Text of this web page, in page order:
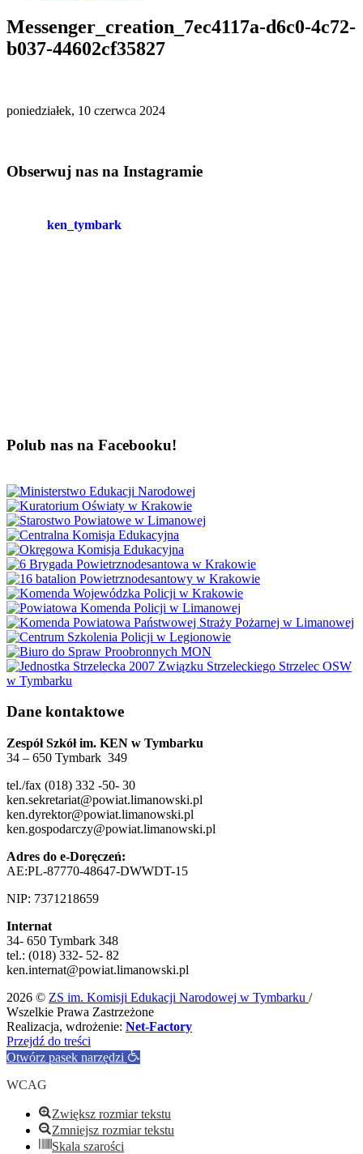
Messenger_creation_7ec4117a-d6c0-4c72-
b037-44602cf35827
poniedziałek, 10 czerwca 2024
Obserwuj nas na Instagramie
ken_tymbark
Polub nas na Facebooku!
Dane kontaktowe
Zespół Szkół im. KEN w Tymbarku
34 – 650 Tymbark 349
tel./fax (018) 332 -50- 30
ken.sekretariat@powiat.limanowski.pl
ken.dyrektor@powiat.limanowski.pl
ken.gospodarczy@powiat.limanowski.pl
Adres do e-Doręczeń:
AE:PL-87770-48647-DWWDT-15
NIP: 7371218659
Internat
34- 650 Tymbark 348
tel.: (018) 332- 52- 82
ken.internat@powiat.limanowski.pl
2026 © ZS im. Komisji Edukacji Narodowej w Tymbarku /
Wszelkie Prawa Zastrzeżone
Realizacja, wdrożenie: Net-Factory
Przejdź do treści
Otwórz pasek narzędzi
WCAG
Zwiększ rozmiar tekstu
Zmniejsz rozmiar tekstu
Skala szarości